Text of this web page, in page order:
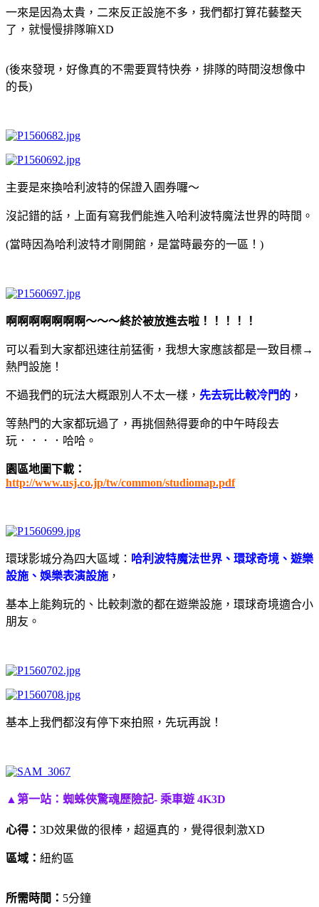
一來是因為太貴，二來反正設施不多，我們都打算花藝整天
了，就慢慢排隊嘛XD
(後來發現，好像真的不需要買特快券，排隊的時間沒想像中
的長)
主要是來換哈利波特的保證入園券囉～
沒記錯的話，上面有寫我們能進入哈利波特魔法世界的時間。
(當時因為哈利波特才剛開館，是當時最夯的一區！)
啊啊啊啊啊啊啊～～～終於被放進去啦！！！！！
可以看到大家都迅速往前猛衝，我想大家應該都是一致目標→
熱門設施！
不過我們的玩法大概跟別人不太一樣， 先去玩比較冷門的 ，
等熱門的大家都玩過了，再挑個熱得要命的中午時段去
玩．．．．哈哈。
園區地圖下載：
http://www.usj.co.jp/tw/common/studiomap.pdf
環球影城分為四大區域： 哈利波特魔法世界、環球奇境、遊樂
設施、娛樂表演設施 ，
基本上能夠玩的、比較刺激的都在遊樂設施，環球奇境適合小
朋友。
基本上我們都沒有停下來拍照，先玩再說！
▲第一站： 蜘蛛俠驚魂歷險記- 乘車遊 4K3D
心得： 3D效果做的很棒，超逼真的，覺得很刺激XD
區域： 紐約區
所需時間： 5分鐘